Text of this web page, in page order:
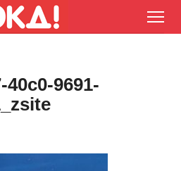
40c0-9691-